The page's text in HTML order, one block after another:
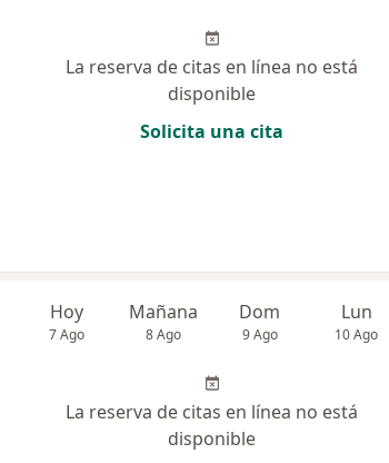
La reserva de citas en línea no está
disponible
Solicita una cita
Hoy
7 Ago
Mañana
8 Ago
Dom
9 Ago
Lun
10 Ago
La reserva de citas en línea no está
disponible